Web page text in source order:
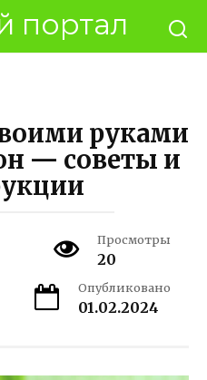
портал
руками
— советы и
Просмотры
20
Опубликовано
01.02.2024